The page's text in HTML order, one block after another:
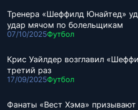
Тренера «Шеффилд Юнайтед»
удар мячом по болельщикам
07/10/2025Футбол
Крис Уайлдер возглавил
третий раз
17/09/2025Футбол
Фанаты «Вест Хэма» призывают